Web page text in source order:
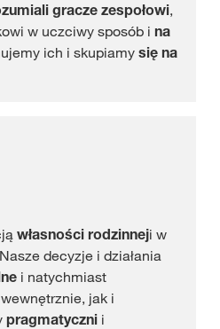
gracze zespołowi,
w uczciwy sposób i na
ich i skupiamysię na
własności rodzinneji w
decyzje i działania
i natychmiast
jak i
pragmatyczni i